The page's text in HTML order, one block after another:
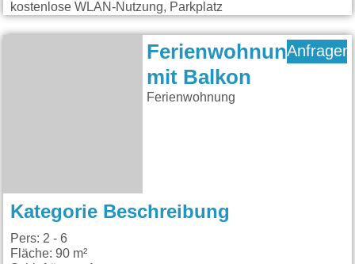
kostenlose WLAN-Nutzung, Parkplatz
Ferienwohnung
mit Balkon
Ferienwohnung
Anfragen
Kategorie Beschreibung
Pers: 2 - 6
Fläche: 90 m²